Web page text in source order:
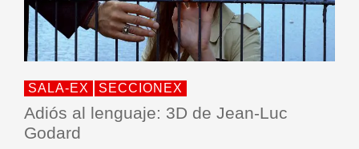
SALA-EX SECCIONEX
Adiós al lenguaje: 3D de Jean-Luc
Godard